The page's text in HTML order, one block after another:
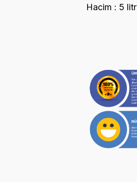
Hacim : 5